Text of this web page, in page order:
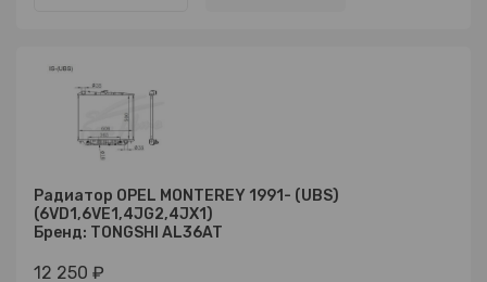
Радиатор OPEL MONTEREY 1991- (UBS)
(6VD1,6VE1,4JG2,4JX1)
Бренд: TONGSHI AL36AT
12 250 ₽